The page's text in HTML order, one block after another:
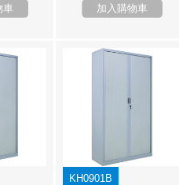
車 加入購物車
KH0901B